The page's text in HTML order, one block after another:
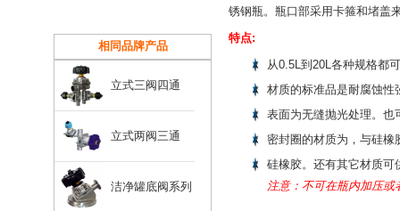
相同品牌产品
立式三阀四通
立式两阀三通
洁净罐底阀系列
锈钢瓶。瓶口部采用卡箍和堵盖
特点:
从0.5L到20L各种规格都
材质的标准品是耐腐蚀性
表面为无缝抛光处理。也
密封圈的材质为，与硅橡
硅橡胶。还有其它材质可
注意：不可在瓶内加压或